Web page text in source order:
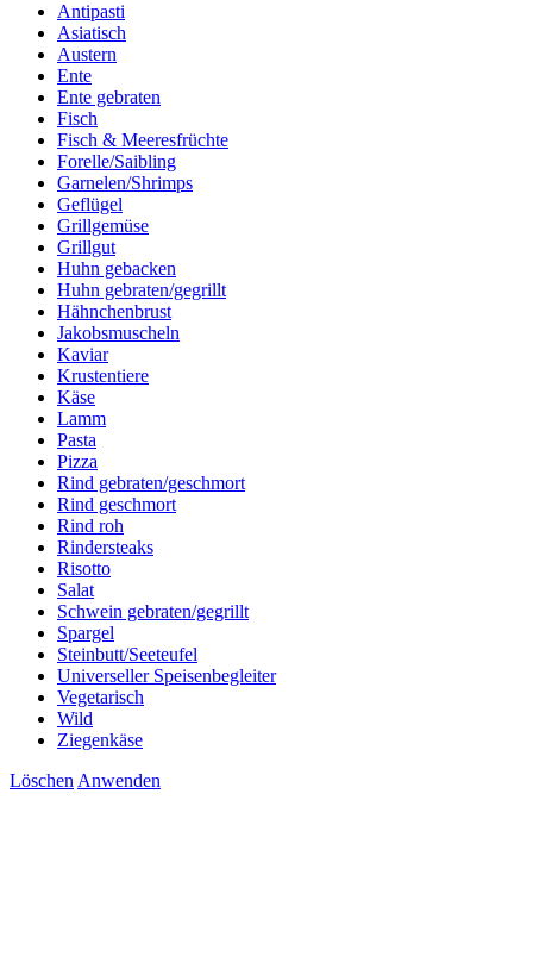
Antipasti
Asiatisch
Austern
Ente
Ente gebraten
Fisch
Fisch & Meeresfrüchte
Forelle/Saibling
Garnelen/Shrimps
Geflügel
Grillgemüse
Grillgut
Huhn gebacken
Huhn gebraten/gegrillt
Hähnchenbrust
Jakobsmuscheln
Kaviar
Krustentiere
Käse
Lamm
Pasta
Pizza
Rind gebraten/geschmort
Rind geschmort
Rind roh
Rindersteaks
Risotto
Salat
Schwein gebraten/gegrillt
Spargel
Steinbutt/Seeteufel
Universeller Speisenbegleiter
Vegetarisch
Wild
Ziegenkäse
Löschen Anwenden